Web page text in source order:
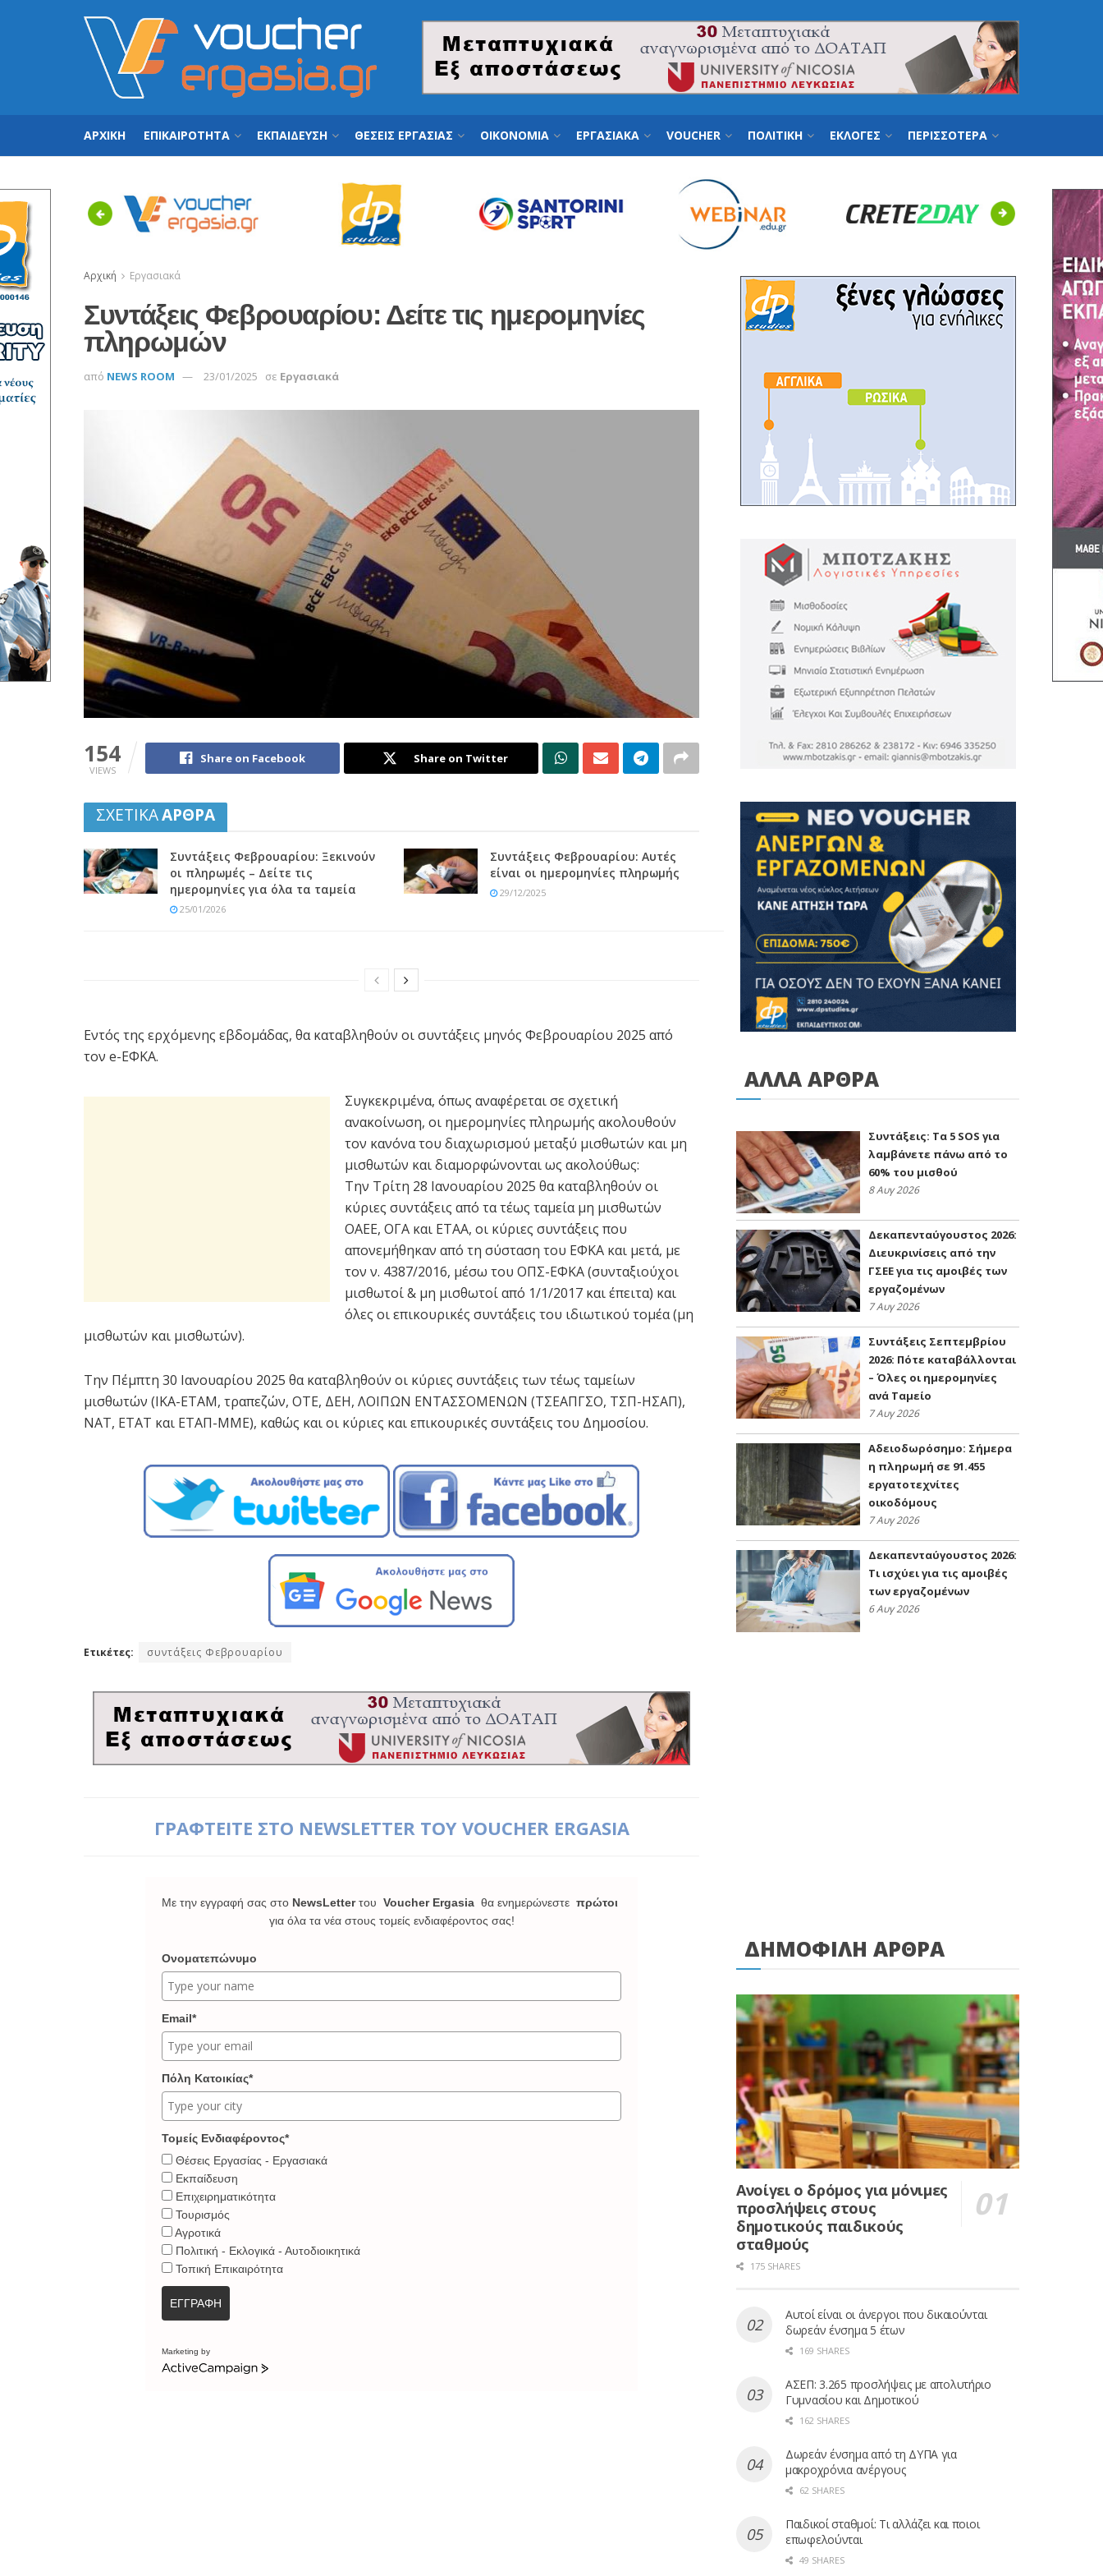
ΑΡΧΙΚΗ ΕΠΙΚΑΙΡΟΤΗΤΑ ΕΚΠΑΙΔΕΥΣΗ ΘΕΣΕΙΣ ΕΡΓΑΣΙΑΣ ΟΙΚΟΝΟΜΙΑ ΕΡΓΑΣΙΑΚΑ VOUCHER ΠΟΛΙΤΙΚΗ ΕΚΛΟΓΕΣ ΠΕΡΙΣΣΟΤΕΡΑ
Previous Next
Αρχική Εργασιακά
Συντάξεις Φεβρουαρίου: Δείτε τις ημερομηνίες
πληρωμών
από NEWS ROOM 23/01/2025 σε Εργασιακά
154
VIEWS
Share on Facebook Share on Twitter
ΣΧΕΤΙΚΑΑΡΘΡΑ
Συντάξεις Φεβρουαρίου: Ξεκινούν
οι πληρωμές – Δείτε τις
ημερομηνίες για όλα τα ταμεία
25/01/2026
Συντάξεις Φεβρουαρίου: Αυτές
είναι οι ημερομηνίες πληρωμής
29/12/2025
Εντός της ερχόμενης εβδομάδας, θα καταβληθούν οι συντάξεις μηνός Φεβρουαρίου 2025 από
τον e-ΕΦΚΑ.
Συγκεκριμένα, όπως αναφέρεται σε σχετική
ανακοίνωση, οι ημερομηνίες πληρωμής ακολουθούν
τον κανόνα του διαχωρισμού μεταξύ μισθωτών και μη
μισθωτών και διαμορφώνονται ως ακολούθως:
Την Τρίτη 28 Ιανουαρίου 2025 θα καταβληθούν οι
κύριες συντάξεις από τα τέως ταμεία μη μισθωτών
ΟΑΕΕ, ΟΓΑ και ΕΤΑΑ, οι κύριες συντάξεις που
απονεμήθηκαν από τη σύσταση του ΕΦΚΑ και μετά, με
τον ν. 4387/2016, μέσω του ΟΠΣ-ΕΦΚΑ (συνταξιούχοι
μισθωτοί & μη μισθωτοί από 1/1/2017 και έπειτα) και
όλες οι επικουρικές συντάξεις του ιδιωτικού τομέα (μη
μισθωτών και μισθωτών).
Την Πέμπτη 30 Ιανουαρίου 2025 θα καταβληθούν οι κύριες συντάξεις των τέως ταμείων
μισθωτών (ΙΚΑ-ΕΤΑΜ, τραπεζών, ΟΤΕ, ΔΕΗ, ΛΟΙΠΩΝ ΕΝΤΑΣΣΟΜΕΝΩΝ (ΤΣΕΑΠΓΣΟ, ΤΣΠ-ΗΣΑΠ),
ΝΑΤ, ΕΤΑΤ και ΕΤΑΠ-ΜΜΕ), καθώς και οι κύριες και επικουρικές συντάξεις του Δημοσίου.
Ετικέτες: συντάξεις Φεβρουαρίου
ΓΡΑΦΤΕΙΤΕ ΣΤΟ NEWSLETTER ΤΟΥ VOUCHER ERGASIA
Με την εγγραφή σας στο NewsLetterτου Voucher Ergasia θα ενημερώνεστε πρώτοι
για όλα τα νέα στους τομείς ενδιαφέροντος σας!
Ονοματεπώνυμο
Email*
Πόλη Κατοικίας*
Τομείς Ενδιαφέροντος*
Θέσεις Εργασίας - Εργασιακά
Εκπαίδευση
Επιχειρηματικότητα
Τουρισμός
Αγροτικά
Πολιτική - Εκλογικά - Αυτοδιοικητικά
Τοπική Επικαιρότητα
ΕΓΓΡΑΦΗ
Marketing by
ΑΛΛΑ ΑΡΘΡΑ
Συντάξεις: Τα 5 SOS για
λαμβάνετε πάνω από το
60% του μισθού
8 Αυγ 2026
Δεκαπενταύγουστος 2026:
Διευκρινίσεις από την
ΓΣΕΕ για τις αμοιβές των
εργαζομένων
7 Αυγ 2026
Συντάξεις Σεπτεμβρίου
2026: Πότε καταβάλλονται
– Όλες οι ημερομηνίες
ανά Ταμείο
7 Αυγ 2026
Αδειοδωρόσημο: Σήμερα
η πληρωμή σε 91.455
εργατοτεχνίτες
οικοδόμους
7 Αυγ 2026
Δεκαπενταύγουστος 2026:
Τι ισχύει για τις αμοιβές
των εργαζομένων
6 Αυγ 2026
ΔΗΜΟΦΙΛΗ ΑΡΘΡΑ
Ανοίγει ο δρόμος για μόνιμες
προσλήψεις στους
δημοτικούς παιδικούς
σταθμούς
175 SHARES
Αυτοί είναι οι άνεργοι που δικαιούνται
δωρεάν ένσημα 5 έτων
169 SHARES
ΑΣΕΠ: 3.265 προσλήψεις με απολυτήριο
Γυμνασίου και Δημοτικού
162 SHARES
Δωρεάν ένσημα από τη ΔΥΠΑ για
μακροχρόνια ανέργους
62 SHARES
Παιδικοί σταθμοί: Τι αλλάζει και ποιοι
επωφελούνται
49 SHARES